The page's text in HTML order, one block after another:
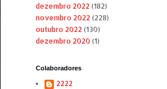
dezembro 2022(182)
novembro 2022(228)
outubro 2022(130)
dezembro 2020(1)
Colaboradores
2222